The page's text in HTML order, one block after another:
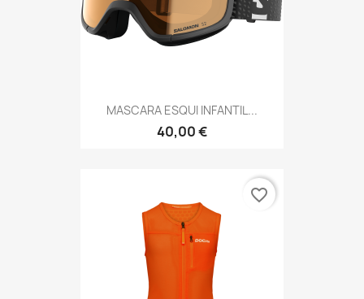
MASCARA ESQUI INFANTIL...
40,00 €
favorite_border